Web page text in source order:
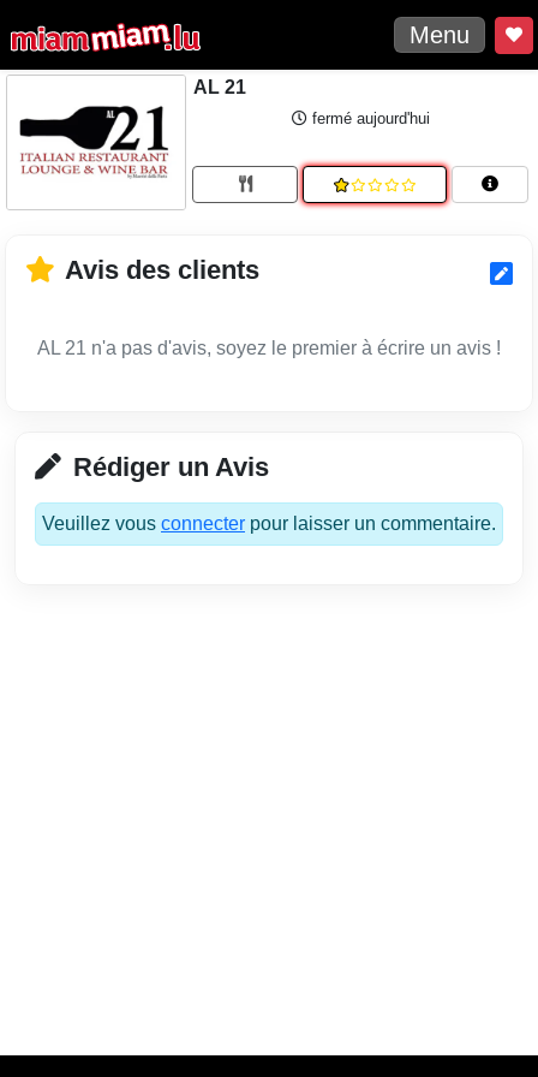
Menu
AL 21
fermé aujourd'hui
Avis des clients
AL 21 n'a pas d'avis, soyez le premier à écrire un avis !
Rédiger un Avis
Veuillez vous connecter pour laisser un commentaire.